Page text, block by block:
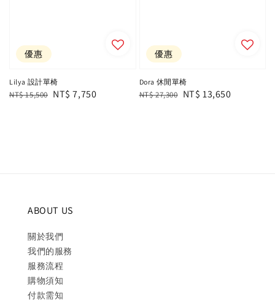
優惠
Lilya 設計單椅
Regular
NT$ 15,500 Sale
NT$ 7,750
優惠
Dora 休閒單椅
Regular
NT$ 27,300 Sale
NT$ 13,650
ABOUT US
關於我們
我們的服務
服務流程
購物須知
付款需知